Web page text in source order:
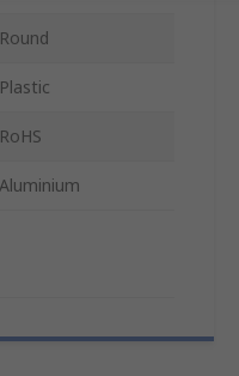
Round
Plastic
RoHS
Aluminium